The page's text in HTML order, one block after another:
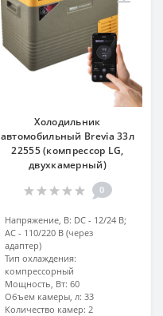
Холодильник
автомобильный Brevia 33л
22555 (компрессор LG,
двухкамерный)
0
Напряжение, В: DC - 12/24 В;
AC - 110/220 В (через
адаптер)
Тип охлаждения:
компрессорный
Мощность, Вт: 60
Объем камеры, л: 33
Количество камер: 2